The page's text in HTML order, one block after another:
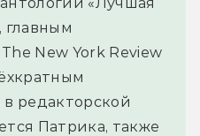
главным
New York Review
в редакторской
Патрика, также